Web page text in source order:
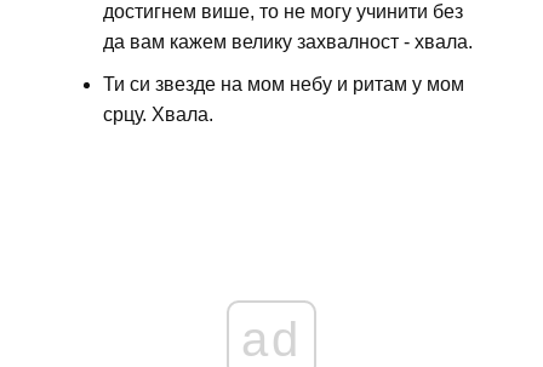
достигнем више, то не могу учинити без
да вам кажем велику захвалност - хвала.
Ти си звезде на мом небу и ритам у мом
срцу. Хвала.
ad